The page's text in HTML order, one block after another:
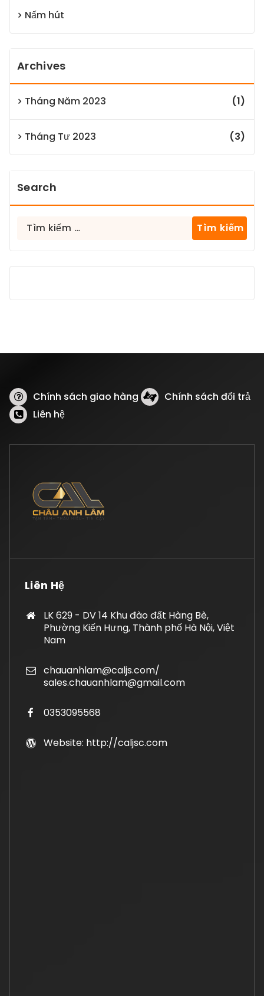
Nấm hút
Archives
Tháng Năm 2023 (1)
Tháng Tư 2023 (3)
Search
Tìm
Chính sách giao hàng
Chính sách đổi trả
Liên hệ
Liên Hệ
LK 629 - DV 14 Khu đào đất Hàng Bè,
Phường Kiến Hưng, Thành phố Hà Nội, Việt
Nam
chauanhlam@caljs.com/
sales.chauanhlam@gmail.com
0353095568
Website: http://caljsc.com